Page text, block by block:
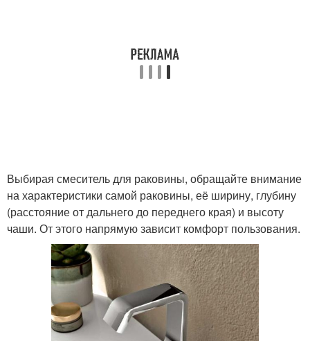
Выбирая смеситель для раковины, обращайте внимание
на характеристики самой раковины, её ширину, глубину
(расстояние от дальнего до переднего края) и высоту
чаши. От этого напрямую зависит комфорт пользования.